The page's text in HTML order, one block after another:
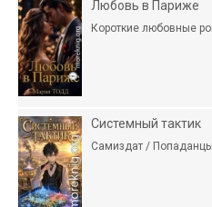
Любовь в Париже
Короткие любовные
Системный тактик
Самиздат / Попаданцы